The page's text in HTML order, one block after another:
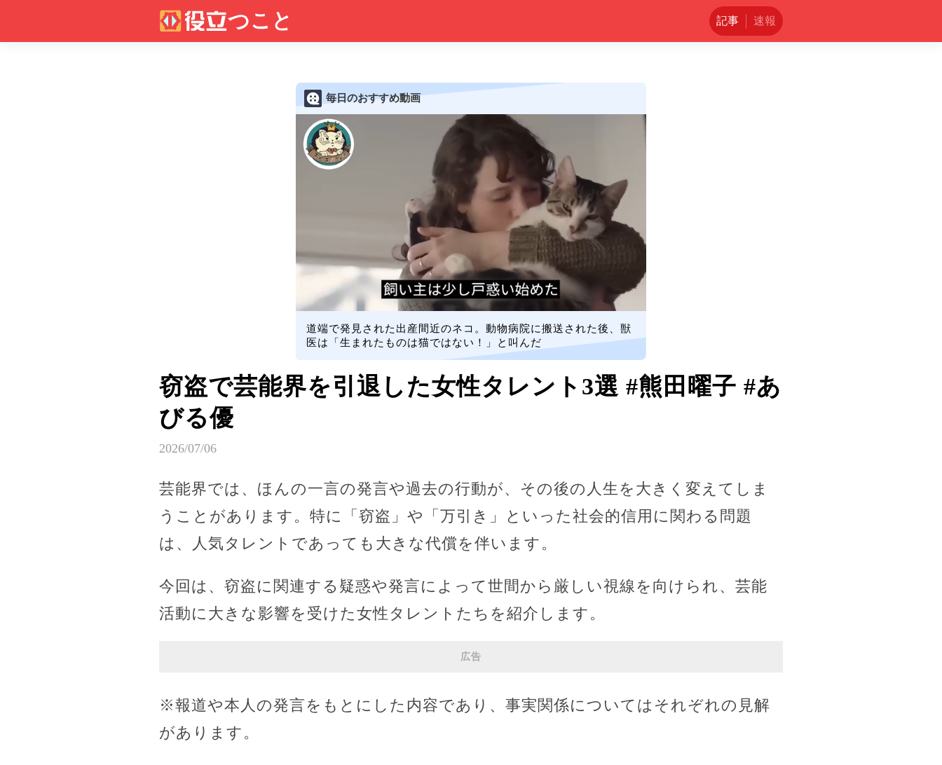
記事 速報
毎日のおすすめ動画
道端で発見された出産間近のネコ。動物病院に搬送された後、獣
医は「生まれたものは猫ではない！」と叫んだ
窃盗で芸能界を引退した女性タレント3選 #熊田曜子 #あ
びる優
2026/07/06
芸能界では、ほんの一言の発言や過去の行動が、その後の人生を大きく変えてしま
うことがあります。特に「窃盗」や「万引き」といった社会的信用に関わる問題
は、人気タレントであっても大きな代償を伴います。
今回は、窃盗に関連する疑惑や発言によって世間から厳しい視線を向けられ、芸能
活動に大きな影響を受けた女性タレントたちを紹介します。
広告
※報道や本人の発言をもとにした内容であり、事実関係についてはそれぞれの見解
があります。